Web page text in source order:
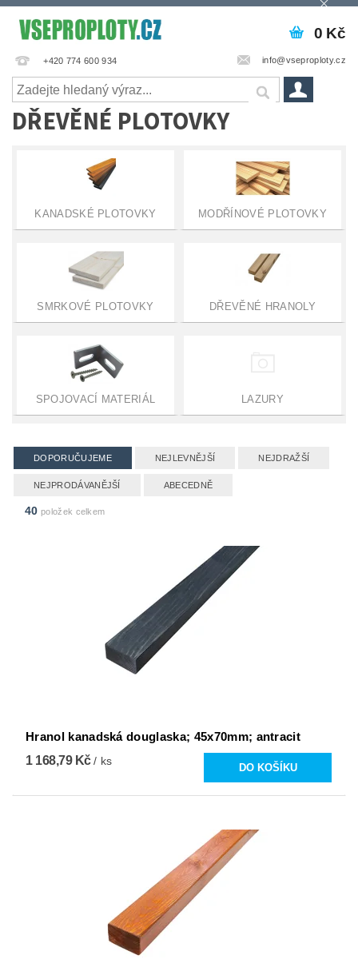
+420 774 600 934 info@vseproploty.cz
0 Kč
DŘEVĚNÉ PLOTOVKY
KANADSKÉ PLOTOVKY MODŘÍNOVÉ PLOTOVKY
SMRKOVÉ PLOTOVKY DŘEVĚNÉ HRANOLY
SPOJOVACÍ MATERIÁL LAZURY
DOPORUČUJEME NEJLEVNĚJŠÍ NEJDRAŽŠÍ
NEJPRODÁVANĚJŠÍ ABECEDNĚ
40 položek celkem
Hranol kanadská douglaska; 45x70mm; antracit
1 168,79 Kč/ ks